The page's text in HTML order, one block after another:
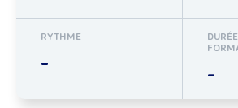
RYTHME
- -